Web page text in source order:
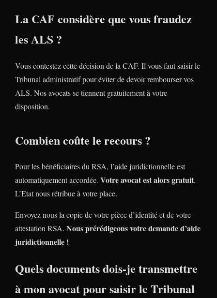
La CAF considère que vous fraudez
les ALS ?
Vous contestez cette décision de la CAF. Il vous faut saisir le
Tribunal administratif pour éviter de devoir rembourser vos
ALS. Nos avocats se tiennent gratuitement à votre
disposition.
Combien coûte le recours ?
Pour les bénéficiaires du RSA, l’aide juridictionnelle est
automatiquement accordée. Votre avocat est alors gratuit.
L’Etat nous rétribue à votre place.
Envoyez nous la copie de votre pièce d’identité et de votre
attestation RSA. Nous prérédigeons votre demande d’aide
juridictionnelle !
Quels documents dois-je transmettre
à mon avocat pour saisir le Tribunal